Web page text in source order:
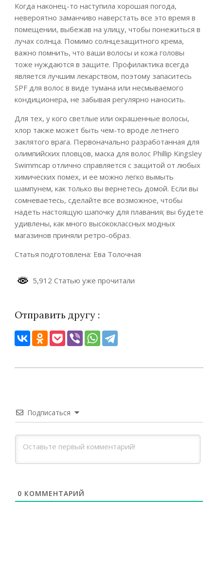
Когда наконец-то наступила хорошая погода,
невероятно заманчиво наверстать все это время в
помещении, выбежав на улицу, чтобы понежиться в
лучах солнца. Помимо солнцезащитного крема,
важно помнить, что ваши волосы и кожа головы
тоже нуждаются в защите. Профилактика всегда
является лучшим лекарством, поэтому запаситесь
SPF для волос в виде тумана или несмываемого
кондиционера, не забывая регулярно наносить.
Для тех, у кого светлые или окрашенные волосы,
хлор также может быть чем-то вроде летнего
заклятого врага. Первоначально разработанная для
олимпийских пловцов, маска для волос Phillip Kingsley
Swimmcap отлично справляется с защитой от любых
химических помех, и ее можно легко вымыть
шампунем, как только вы вернетесь домой. Если вы
сомневаетесь, сделайте все возможное, чтобы
надеть настоящую шапочку для плавания; вы будете
удивлены, как много высококлассных модных
магазинов приняли ретро-образ.
Статья подготовлена: Ева Толочная
5,912 Статью уже прочитали
Отправить другу :
Подписаться
0 КОММЕНТАРИЙ